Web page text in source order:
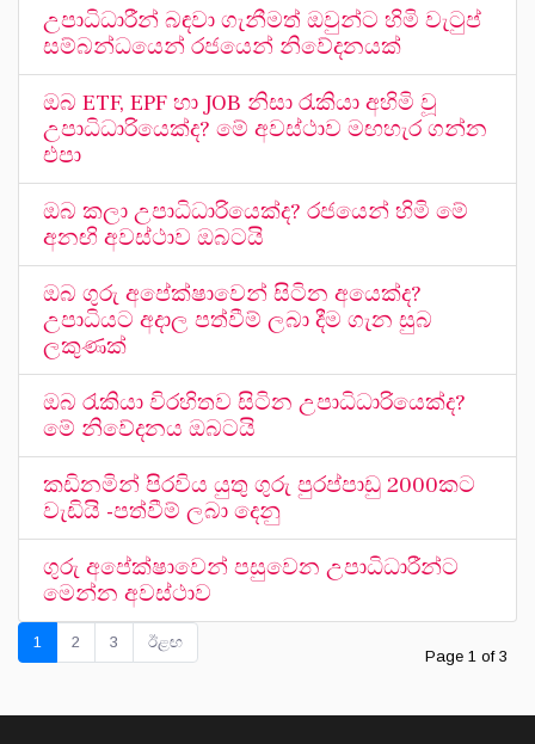
උපාධිධාරීන් බඳවා ගැනීමත් ඔවුන්ට හිමි වැටුප්
සම්බන්ධයෙන් රජයෙන් නිවේදනයක්
ඔබ ETF, EPF හා JOB නිසා රැකියා අහිමි වූ
උපාධිධාරියෙක්ද? මේ අවස්ථාව මඟහැර ගන්න
එපා
ඔබ කලා උපාධිධාරියෙක්ද? රජයෙන් හිමි මේ
අනඟි අවස්ථාව ඔබටයි
ඔබ ගුරු අපේක්ෂාවෙන් සිටින අයෙක්ද?
උපාධියට අදාල පත්වීම් ලබා දීම ගැන සුබ
ලකුණක්
ඔබ රැකියා විරහිතව සිටින උපාධිධාරියෙක්ද?
මේ නිවේදනය ඔබටයි
කඩිනමින් පිරවිය යුතු ගුරු පුරප්පාඩු 2000කට
වැඩියි -පත්වීම් ලබා දෙනු
ගුරු අපේක්ෂාවෙන් පසුවෙන උපාධිධාරීන්ට
මෙන්න අවස්ථාව
Page 1 of 3
1 2 3 ඊළඟ